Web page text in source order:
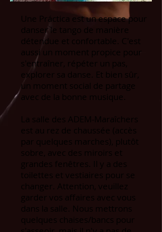
Une Práctica est un espace pour
danser le tango de manière
détendue et confortable. C'est
aussi un moment propice pour
s'entraîner, répéter un pas,
explorer sa danse. Et bien sûr,
un moment social de partage
avec de la bonne musique.
La salle des ADEM-Maraîchers
est au rez de chaussée (accès
par quelques marches), plutôt
sobre, avec des miroirs et
grandes fenêtres. Il y a des
toilettes et vestiaires pour se
changer. Attention, veuillez
garder vos affaires avec vous
dans la salle. Nous mettrons
quelques chaises/bancs pour